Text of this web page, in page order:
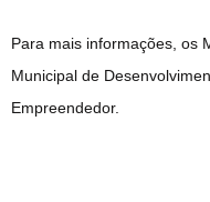
Para mais informações, os
Municipal de
Empreendedor.